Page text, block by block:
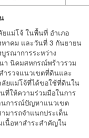
ม่โจ้ ในพื้นที่ อำเภอ
หาคม และวันที่ 3 กันยายน
รณาการระหว่าง
า นิคมสหกรณ์พร้าวรวม
รวจแนวเขตที่ดินและ
ยแม่โจ้ที่ได้ขอใช้ที่ดินใน
ให้ความร่วมมือในการ
นการณ์ปัญหาแนวเขต
มารถจำแนกประเด็น
เนื้อหาสำระสำคัญใน